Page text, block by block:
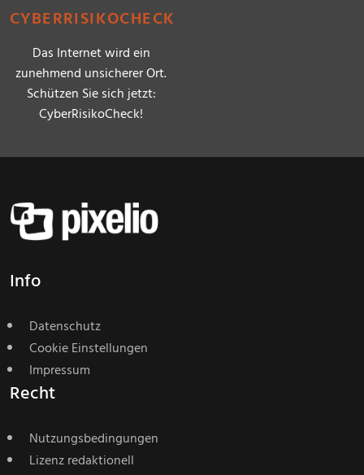
CYBERRISIKOCHECK
Das Internet wird ein
zunehmend unsicherer Ort.
Schützen Sie sich jetzt:
CyberRisikoCheck!
Info
Datenschutz
Cookie Einstellungen
Impressum
Recht
Nutzungsbedingungen
Lizenz redaktionell